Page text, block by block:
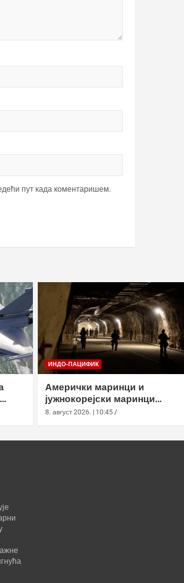
пут када коментаришем.
ИНДО-ПАЦИФИК
Амерички маринци и
јужнокорејски маринци
вежбали у подземном тунелу
8. август 2026. | 10:45